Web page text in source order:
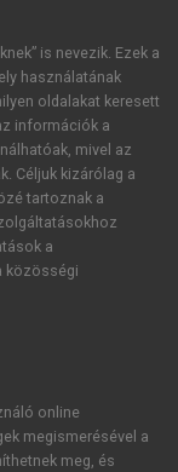
is nevezik. Ezek a
használatának
oldalakat keresett
információk a
mivel az
Céljuk kizárólag a
tartoznak a
a
közösségi
online
megismerésével a
meg, és